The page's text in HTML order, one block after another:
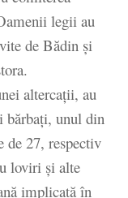
legii au
de Bădin şi
altercaţii, au
bărbaţi, unul din
de 27, respectiv
loviri şi alte
implicată în